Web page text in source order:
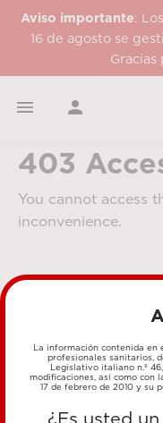
Aviso importante:
16 de agosto se
Gracias
 
403
You cannot access
inconvenience.
La información contenida en
profesionales sanitarios,
Legislativo italiano n.º
modificaciones, así como con
17 de febrero de 2010 y su
¿Es usted